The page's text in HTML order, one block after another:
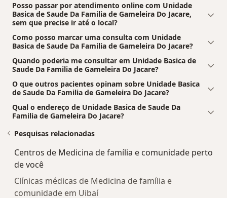
Posso passar por atendimento online com Unidade
Basica de Saude Da Familia de Gameleira Do Jacare,
sem que precise ir até o local?
Como posso marcar uma consulta com Unidade
Basica de Saude Da Familia de Gameleira Do Jacare?
Quando poderia me consultar em Unidade Basica de
Saude Da Familia de Gameleira Do Jacare?
O que outros pacientes opinam sobre Unidade Basica
de Saude Da Familia de Gameleira Do Jacare?
Qual o endereço de Unidade Basica de Saude Da
Familia de Gameleira Do Jacare?
Pesquisas relacionadas
Centros de Medicina de família e comunidade perto
de você
Clínicas médicas de Medicina de família e
comunidade em Uibaí